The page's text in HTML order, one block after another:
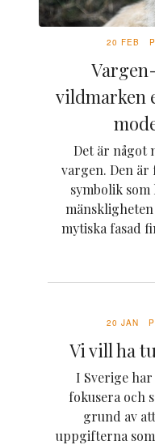
20 FEB
vildmarken
Det är något
vargen. Den är
symbolik som
mänskligheten
mytiska fasad
20 JAN
Vi vill ha
I Sverige
fokusera och
grund av
uppgifterna